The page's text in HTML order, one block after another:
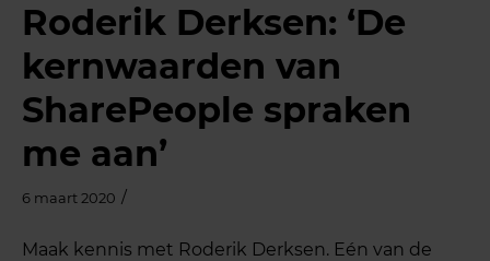
Roderik Derksen: ‘De
kernwaarden van
SharePeople spraken
me aan’
6 maart 2020 /
Maak kennis met Roderik Derksen. Eén van de